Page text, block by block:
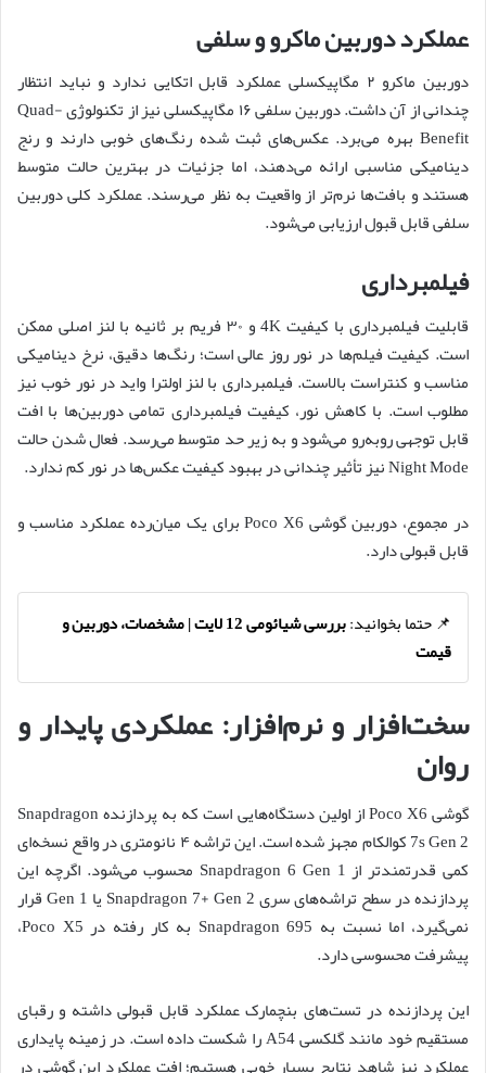
عملکرد دوربین ماکرو و سلفی
دوربین ماکرو ۲ مگاپیکسلی عملکرد قابل اتکایی ندارد و نباید انتظار
چندانی از آن داشت. دوربین سلفی ۱۶ مگاپیکسلی نیز از تکنولوژی Quad-
Benefit بهره می‌برد. عکس‌های ثبت شده رنگ‌های خوبی دارند و رنج
دینامیکی مناسبی ارائه می‌دهند، اما جزئیات در بهترین حالت متوسط
هستند و بافت‌ها نرم‌تر از واقعیت به نظر می‌رسند. عملکرد کلی دوربین
سلفی قابل قبول ارزیابی می‌شود.
فیلمبرداری
قابلیت فیلمبرداری با کیفیت 4K و ۳۰ فریم بر ثانیه با لنز اصلی ممکن
است. کیفیت فیلم‌ها در نور روز عالی است؛ رنگ‌ها دقیق، نرخ دینامیکی
مناسب و کنتراست بالاست. فیلمبرداری با لنز اولترا واید در نور خوب نیز
مطلوب است. با کاهش نور، کیفیت فیلمبرداری تمامی دوربین‌ها با افت
قابل توجهی روبه‌رو می‌شود و به زیر حد متوسط می‌رسد. فعال شدن حالت
Night Mode نیز تأثیر چندانی در بهبود کیفیت عکس‌ها در نور کم ندارد.
در مجموع، دوربین گوشی Poco X6 برای یک میان‌رده عملکرد مناسب و
قابل قبولی دارد.
📌 حتما بخوانید:
بررسی شیائومی 12 لایت | مشخصات، دوربین و
قیمت
سخت‌افزار و نرم‌افزار: عملکردی پایدار و
روان
گوشی Poco X6 از اولین دستگاه‌هایی است که به پردازنده Snapdragon
7s Gen 2 کوالکام مجهز شده است. این تراشه ۴ نانومتری در واقع نسخه‌ای
کمی قدرتمندتر از Snapdragon 6 Gen 1 محسوب می‌شود. اگرچه این
پردازنده در سطح تراشه‌های سری Snapdragon 7+ Gen 2 یا Gen 1 قرار
نمی‌گیرد، اما نسبت به Snapdragon 695 به کار رفته در Poco X5،
پیشرفت محسوسی دارد.
این پردازنده در تست‌های بنچمارک عملکرد قابل قبولی داشته و رقبای
مستقیم خود مانند گلکسی A54 را شکست داده است. در زمینه پایداری